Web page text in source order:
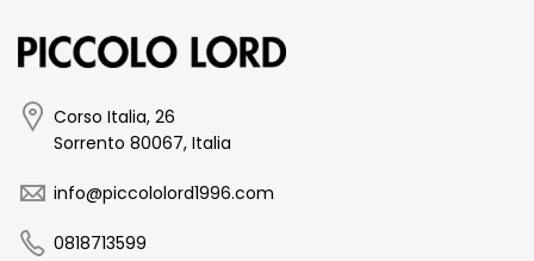
Corso Italia, 26
Sorrento 80067, Italia
info@piccololord1996.com
0818713599